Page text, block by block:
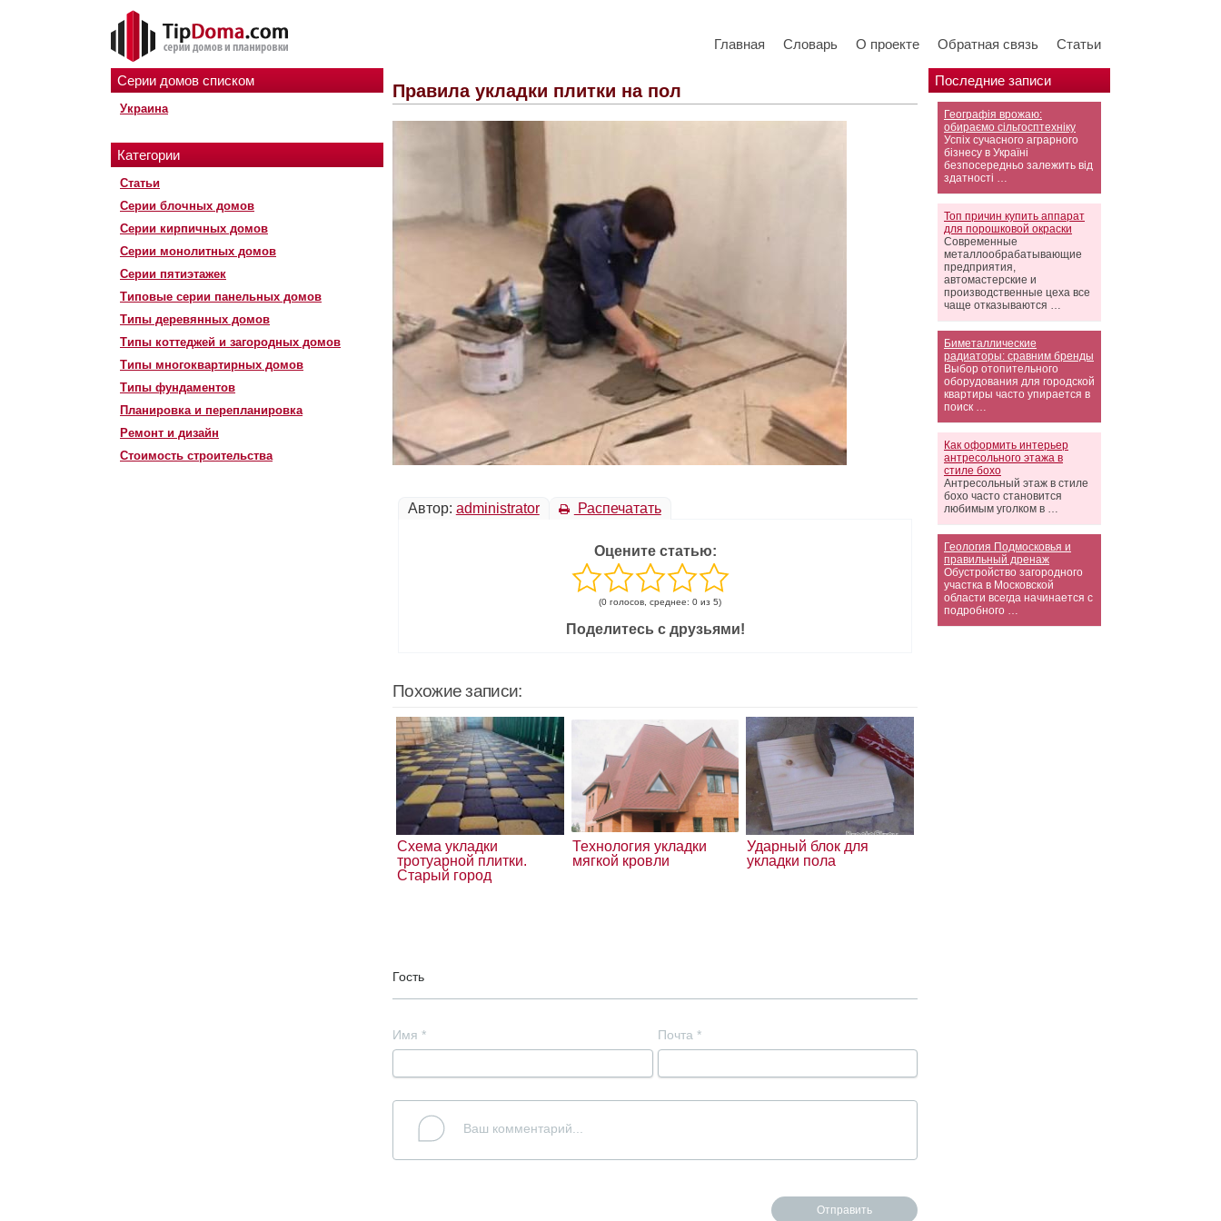
Главная Словарь О проекте Обратная связь Статьи
Серии домов списком
Украина
Категории
Статьи
Серии блочных домов
Серии кирпичных домов
Серии монолитных домов
Серии пятиэтажек
Типовые серии панельных домов
Типы деревянных домов
Типы коттеджей и загородных домов
Типы многоквартирных домов
Типы фундаментов
Планировка и перепланировка
Ремонт и дизайн
Стоимость строительства
Последние записи
Географія врожаю:
обираємо сільгосптехніку
Успіх сучасного аграрного
бізнесу в Україні
безпосередньо залежить від
здатності …
Топ причин купить аппарат
для порошковой окраски
Современные
металлообрабатывающие
предприятия,
автомастерские и
производственные цеха все
чаще отказываются …
Биметаллические
радиаторы: сравним бренды
Выбор отопительного
оборудования для городской
квартиры часто упирается в
поиск …
Как оформить интерьер
антресольного этажа в
стиле бохо
Антресольный этаж в стиле
бохо часто становится
любимым уголком в …
Геология Подмосковья и
правильный дренаж
Обустройство загородного
участка в Московской
области всегда начинается с
подробного …
Правила укладки плитки на пол
Автор: administrator Распечатать
Оцените статью:
(0 голосов, среднее: 0 из 5)
Поделитесь с друзьями!
Похожие записи:
Схема укладки
тротуарной плитки.
Старый город
Технология укладки
мягкой кровли
Ударный блок для
укладки пола
Гость
Имя * Почта *